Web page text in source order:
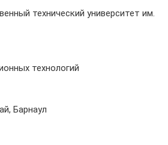
технический университет им.
технологий
Барнаул